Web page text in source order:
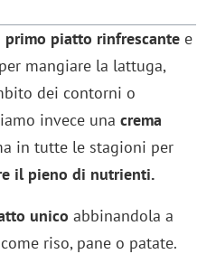
primo piatto rinfrescante e
mangiare la lattuga,
dei contorni o
invece unacrema
in tutte le stagioni per
il pieno di nutrienti.
unico abbinandola a
riso, pane o patate.